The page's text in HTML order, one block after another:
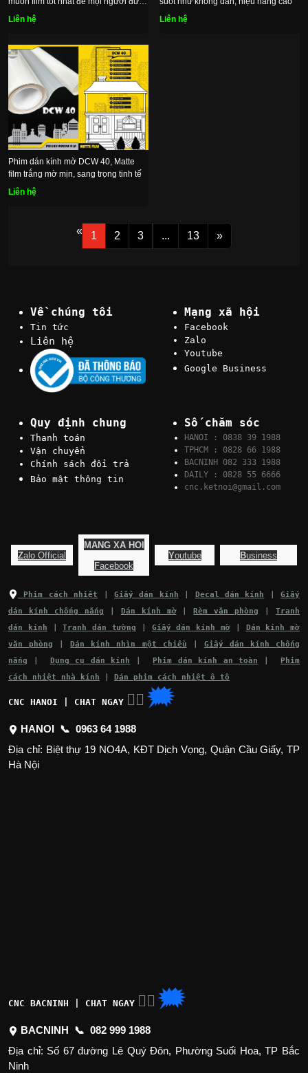
thoải mái
Liên hệ
Liên hệ
Phim dán kính mờ DCW 40, Matte
film trắng mờ mịn, sang trọng tinh tế
Liên hệ
« 1 2 3 ... 13 »
Về chúng tôi
Tin tức
Liên hệ
Mạng xã hội
Facebook
Zalo
Youtube
Google Business
Quy định chung
Thanh toán
Vận chuyển
Chính sách đổi trả
Bảo mật thông tin
Số chăm sóc
HANOI : 0838 39 1988
TPHCM : 0828 66 1988
BACNINH 082 333 1988
DAILY : 0828 55 6666
cnc.ketnoi@gmail.com
Zalo Official
MANG XA HOI
Facebook
Youtube Business
Phim cách nhiệt Giấy dán kính Decal dán kính |Giấy
dán kính chống nắng
Dán kính mờ Rèm văn phòng |Tranh
dán kính
Tranh dán tường Giấy dán kính mờ
Dán kính mờ
văn phòng
Dán kính nhìn một chiều
Giấy dán kính chống
nắng
Dụng cụ dán kính Phim dán kính an toàn
Phim
cách nhiệt nhà kính
Dán phim cách nhiệt ô tô
CNC HANOI | CHAT NGAY 👉🏽 🗯
HANOI 📞 0963 64 1988
Địa chỉ: Biệt thự 19 NO4A, KĐT Dịch Vọng, Quận Cầu Giấy, TP
Hà Nội
CNC BACNINH | CHAT NGAY 👉🏽 🗯
BACNINH 📞 082 999 1988
Địa chỉ: Số 67 đường Lê Quý Đôn, Phường Suối Hoa, TP Bắc
Ninh